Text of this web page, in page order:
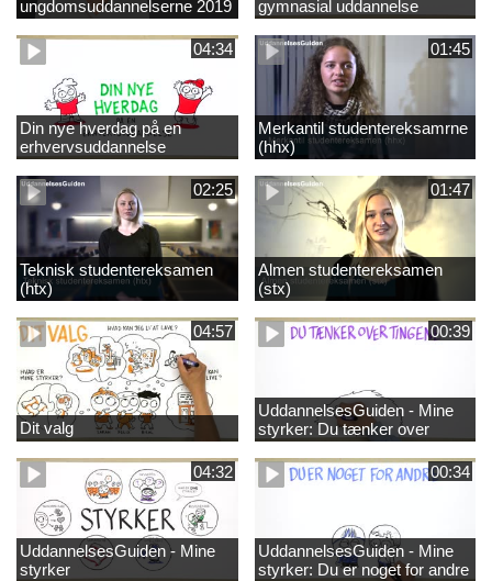
ungdomsuddannelserne 2019
gymnasial uddannelse
04:34
Din nye hverdag på en
erhvervsuddannelse
01:45
Merkantil studentereksamrne
(hhx)
02:25
Teknisk studentereksamen
(htx)
01:47
Almen studentereksamen
(stx)
04:57
Dit valg
00:39
UddannelsesGuiden - Mine
styrker: Du tænker over
tingene
04:32
UddannelsesGuiden - Mine
styrker
00:34
UddannelsesGuiden - Mine
styrker: Du er noget for andre